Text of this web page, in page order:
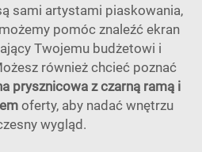
sami artystami piaskowania,
pomóc znaleźć ekran
Twojemu budżetowi i
również chcieć poznać
prysznicowa z czarną ramą i
oferty, aby nadać wnętrzu
wygląd.